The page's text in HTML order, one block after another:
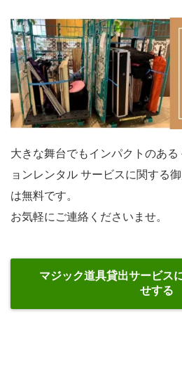
大きな舞台でもインパクトのあ
ョンレンタル サービスに関する
は無料です。
お気軽にご連絡くださいませ。
マジック道具貸出サービス
せする